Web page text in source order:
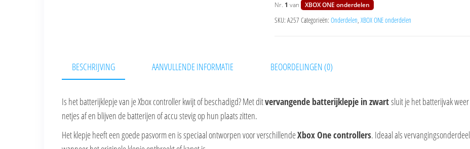
Nr. 1 van XBOX ONE onderdelen
SKU: A257 Categorieën: Onderdelen, XBOX ONE onderdelen
BESCHRIJVING AANVULLENDE INFORMATIE BEOORDELINGEN (0)
Is het batterijklepje van je Xbox controller kwijt of beschadigd? Met ditvervangende batterijklepje in zwartsluit je het batterijvak weer
netjes af en blijven de batterijen of accu stevig op hun plaats zitten.
Het klepje heeft een goede pasvorm en is speciaal ontworpen voor verschillendeXbox One controllers. Ideaal als vervangingsonderdeel